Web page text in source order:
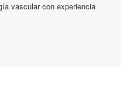
vascular con experiencia